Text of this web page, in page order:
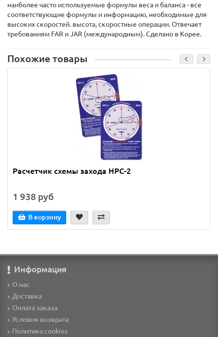
наиболее часто используемые формулы веса и баланса - все
соответствующие формулы и информацию, необходимые для
высоких скоростей. высота, скоростные операции. Отвечает
требованиям FAR и JAR (международным). Сделано в Корее.
Похожие товары
Расчетчик схемы захода HPC-2
1 938 руб
В корзину
Информация
О нас
Доставка
Оплата заказа
Условия возврата
Политика cookies